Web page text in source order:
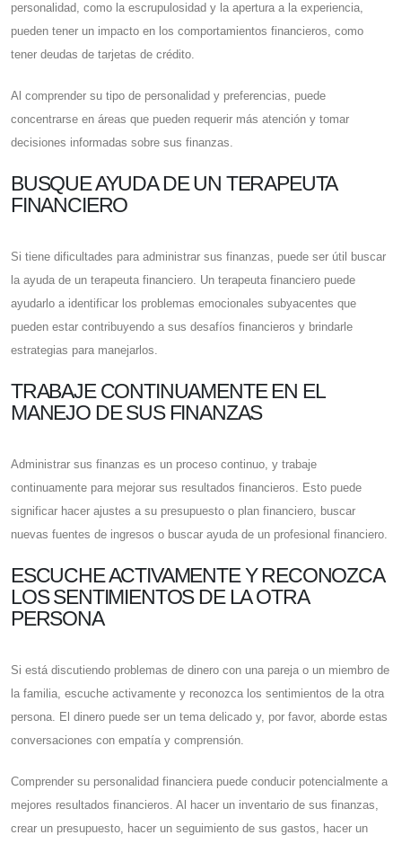
personalidad, como la escrupulosidad y la apertura a la experiencia,
pueden tener un impacto en los comportamientos financieros, como
tener deudas de tarjetas de crédito.
Al comprender su tipo de personalidad y preferencias, puede
concentrarse en áreas que pueden requerir más atención y tomar
decisiones informadas sobre sus finanzas.
BUSQUE AYUDA DE UN TERAPEUTA
FINANCIERO
Si tiene dificultades para administrar sus finanzas, puede ser útil buscar
la ayuda de un terapeuta financiero. Un terapeuta financiero puede
ayudarlo a identificar los problemas emocionales subyacentes que
pueden estar contribuyendo a sus desafíos financieros y brindarle
estrategias para manejarlos.
TRABAJE CONTINUAMENTE EN EL
MANEJO DE SUS FINANZAS
Administrar sus finanzas es un proceso continuo, y trabaje
continuamente para mejorar sus resultados financieros. Esto puede
significar hacer ajustes a su presupuesto o plan financiero, buscar
nuevas fuentes de ingresos o buscar ayuda de un profesional financiero.
ESCUCHE ACTIVAMENTE Y RECONOZCA
LOS SENTIMIENTOS DE LA OTRA
PERSONA
Si está discutiendo problemas de dinero con una pareja o un miembro de
la familia, escuche activamente y reconozca los sentimientos de la otra
persona. El dinero puede ser un tema delicado y, por favor, aborde estas
conversaciones con empatía y comprensión.
Comprender su personalidad financiera puede conducir potencialmente a
mejores resultados financieros. Al hacer un inventario de sus finanzas,
crear un presupuesto, hacer un seguimiento de sus gastos, hacer un